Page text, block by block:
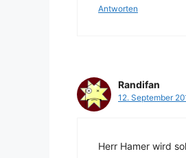
Antworten
Randifan
12. September
Herr Hamer wird